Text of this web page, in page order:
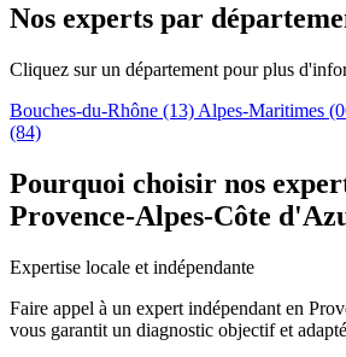
Nos experts par
Cliquez sur un département pour plus
Bouches-du-Rhône (13) Alpes-Maritimes
(84)
Pourquoi choisir nos
Provence-Alpes-Côte
Expertise locale et indépendante
Faire appel à un expert indépendant en
vous garantit un diagnostic objectif et